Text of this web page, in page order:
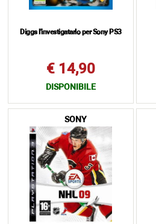
Diggs l'investigatarlo per Sony PS3
€ 14,90
DISPONIBILE
SONY